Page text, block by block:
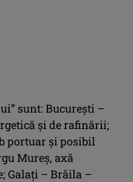
sunt: Bucureşti –
şi de rafinării;
portuar şi posibil
Mureş, axă
Galaţi – Brăila –